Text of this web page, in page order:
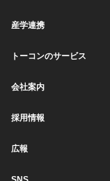
産学連携
トーコンのサービス
会社案内
採用情報
広報